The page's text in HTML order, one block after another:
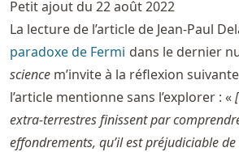
Petit ajout du 22 août 2022
La lecture de l’article de Jean-Paul
paradoxe de Fermi dans le dernier
science m’invite à la réflexion
l’article mentionne sans l’explorer : «
extra-terrestres finissent par
effondrements, qu’il est préjudiciable